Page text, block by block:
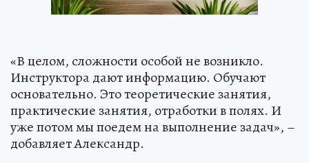
«В целом, сложности особой не возникло.
Инструктора дают информацию. Обучают
основательно. Это теоретические занятия,
практические занятия, отработки в полях. И
уже потом мы поедем на выполнение задач», –
добавляет Александр.